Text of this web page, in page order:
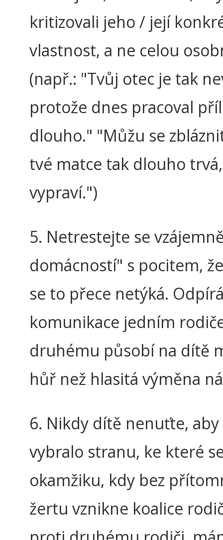
kritizovali jeho / její
vlastnost, a ne celou
(např.: "Tvůj otec je tak
protože dnes pracoval
dlouho." "Můžu se
tvé matce tak dlouho
vypraví.")
5. Netrestejte se
domácností" s pocitem,
se to přece netýká.
komunikace jedním
druhému působí na dítě
hůř než hlasitá výměna
6. Nikdy dítě nenuťte, aby
vybralo stranu, ke které
okamžiku, kdy bez
žertu vznikne koalice